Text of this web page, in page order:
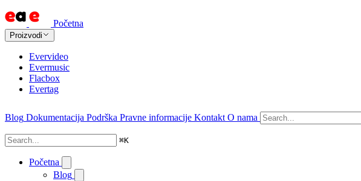
Početna
Proizvodi
Evervideo
Evermusic
Flacbox
Evertag
Blog Dokumentacija Podrška Pravne informacije Kontakt O nama
⌘K
Početna
Blog